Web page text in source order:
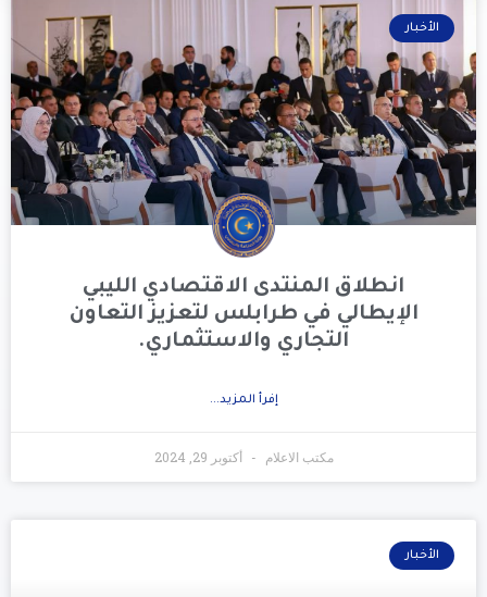
الأخبار
انطلاق المنتدى الاقتصادي الليبي
الإيطالي في طرابلس لتعزيز التعاون
التجاري والاستثماري.
إفرأ المزيد...
مكتب الاعلام أكتوبر 29, 2024
الأخبار